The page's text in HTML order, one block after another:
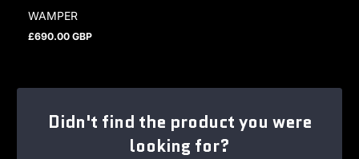
WAMPER
Regulärer Preis
£690.00 GBP
Didn't find the product you were
looking for?